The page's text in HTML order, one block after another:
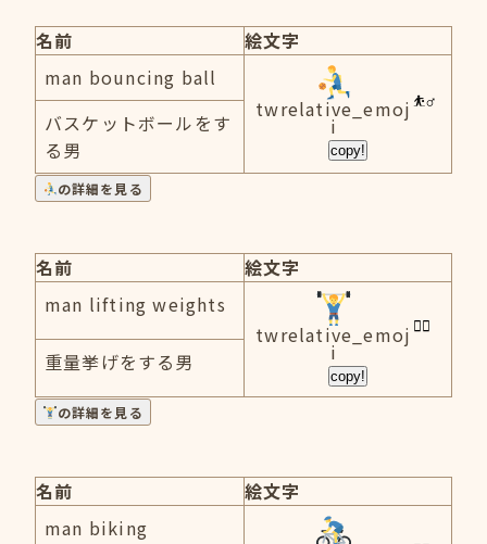
名前
絵文字
man bouncing ball
twrelative_emoj
i
copy!
バスケットボールをす
る男
の詳細を見る
名前
絵文字
man lifting weights
twrelative_emoj
i
copy!
重量挙げをする男
の詳細を見る
名前
絵文字
man biking